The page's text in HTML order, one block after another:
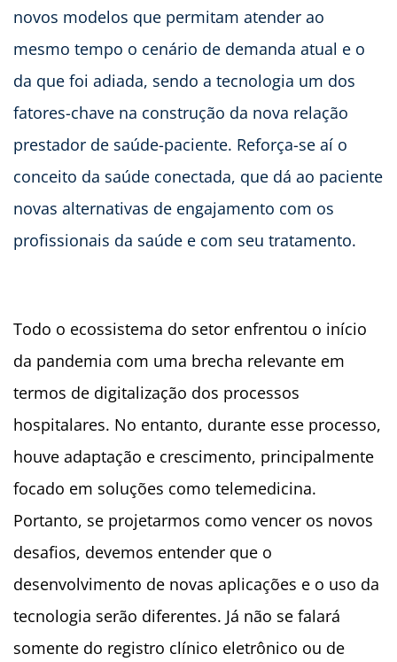
novos modelos que permitam atender ao
mesmo tempo o cenário de demanda atual e o
da que foi adiada, sendo a tecnologia um dos
fatores-chave na construção da nova relação
prestador de saúde-paciente. Reforça-se aí o
conceito da saúde conectada, que dá ao paciente
novas alternativas de engajamento com os
profissionais da saúde e com seu tratamento.
Todo o ecossistema do setor enfrentou o início
da pandemia com uma brecha relevante em
termos de digitalização dos processos
hospitalares. No entanto, durante esse processo,
houve adaptação e crescimento, principalmente
focado em soluções como telemedicina.
Portanto, se projetarmos como vencer os novos
desafios, devemos entender que o
desenvolvimento de novas aplicações e o uso da
tecnologia serão diferentes. Já não se falará
somente do registro clínico eletrônico ou de